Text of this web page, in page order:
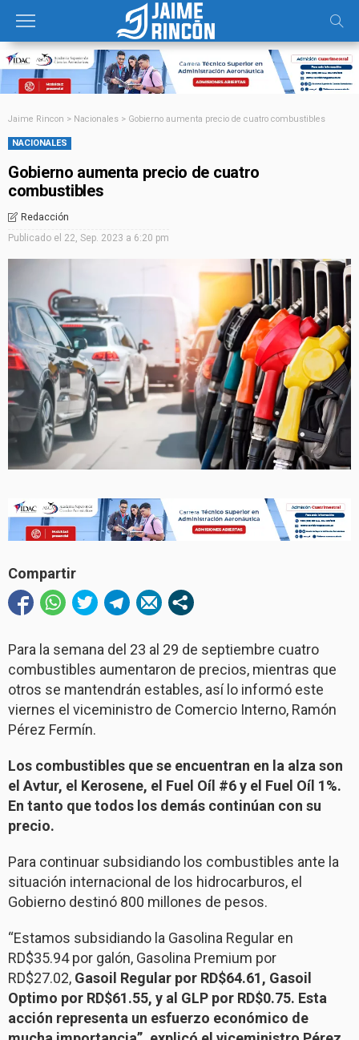
Jaime Rincon > Nacionales > Gobierno aumenta precio de cuatro combustibles
NACIONALES
Gobierno aumenta precio de cuatro
combustibles
Redacción
Publicado el 22, Sep. 2023 a 6:20 pm
Compartir
Para la semana del 23 al 29 de septiembre cuatro
combustibles aumentaron de precios, mientras que
otros se mantendrán estables, así lo informó este
viernes el viceministro de Comercio Interno, Ramón
Pérez Fermín.
Los combustibles que se encuentran en la alza son
el Avtur, el Kerosene, el Fuel Oíl #6 y el Fuel Oíl 1%.
En tanto que todos los demás continúan con su
precio.
Para continuar subsidiando los combustibles ante la
situación internacional de los hidrocarburos, el
Gobierno destinó 800 millones de pesos.
“Estamos subsidiando la Gasolina Regular en
RD$35.94 por galón, Gasolina Premium por
RD$27.02, Gasoil Regular por RD$64.61, Gasoil
Optimo por RD$61.55, y al GLP por RD$0.75. Esta
acción representa un esfuerzo económico de